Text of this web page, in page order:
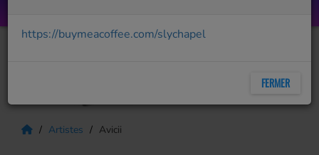
Artistes Avicii
https://buymeacoffee.com/slychapel
FERMER